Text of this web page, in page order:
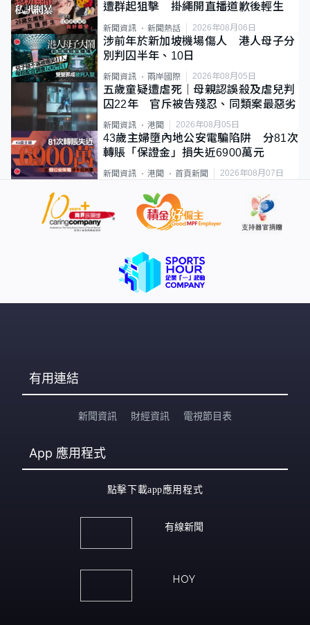
遭群起狙擊 掛繩開直播道歉後輕生
新聞資訊 新聞熱話 2026年08月06日
涉前年於新加坡機場傷人 港人母子分
別判囚半年、10日
新聞資訊 兩岸國際 2026年08月05日
五歲童疑遭虐死｜母親認誤殺及虐兒判
囚22年 官斥被告殘忍、同類案最惡劣
新聞資訊 港聞 2026年08月05日
43歲主婦墮內地公安電騙陷阱 分81次
轉賬「保證金」損失近6900萬元
新聞資訊 港聞 首頁新聞 2026年08月07日
有用連結
新聞資訊 財經資訊 電視節目表
App 應用程式
點擊下載app應用程式
有線新聞
HOY